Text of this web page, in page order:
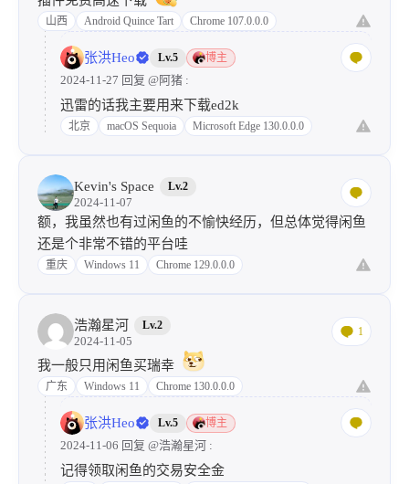
山西 Android Quince Tart Chrome 107.0.0.0
张洪Heo Lv.5 博主
2024-11-27 回复 @阿猪 :
迅雷的话我主要用来下载ed2k
北京 macOS Sequoia Microsoft Edge 130.0.0.0
Kevin's Space Lv.2
2024-11-07
额，我虽然也有过闲鱼的不愉快经历，但总体觉得闲鱼
还是个非常不错的平台哇
重庆 Windows 11 Chrome 129.0.0.0
浩瀚星河 Lv.2
2024-11-05
1
我一般只用闲鱼买瑞幸
广东 Windows 11 Chrome 130.0.0.0
张洪Heo Lv.5 博主
2024-11-06 回复 @浩瀚星河 :
记得领取闲鱼的交易安全金